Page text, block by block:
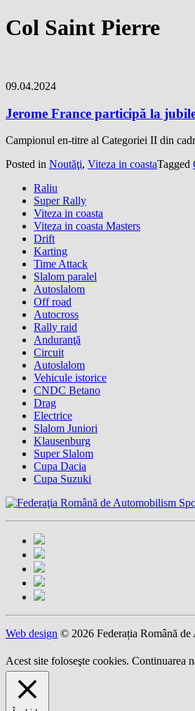
Col Saint Pierre
09.04.2024
Jerome France participă la
Campionul en-titre al Categoriei II din
Posted in Noutăţi, Viteza in coastaTagged
Raliu
Super Rally
Viteza in coasta
Viteza in coasta Masters
Drift
Karting
Time Attack
Slalom paralel
Autoslalom
Off road
Autocross
Rally raid
Anduranţă
Circuit
Autoslalom
Vehicule istorice
CNDC Betano
Drag
Electrice
Slalom Juniori
Klausenburg
Super Slalom
Cupa Dacia
Cupa Suzuki
Web design © 2026 Federația Română
Acest site foloseşte cookies. Continuarea